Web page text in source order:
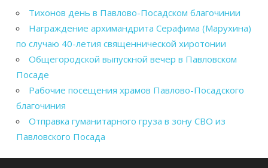
Тихонов день в Павлово-Посадском благочинии
Награждение архимандрита Серафима (Марухина)
по случаю 40-летия священнической хиротонии
Общегородской выпускной вечер в Павловском
Посаде
Рабочие посещения храмов Павлово-Посадского
благочиния
Отправка гуманитарного груза в зону СВО из
Павловского Посада